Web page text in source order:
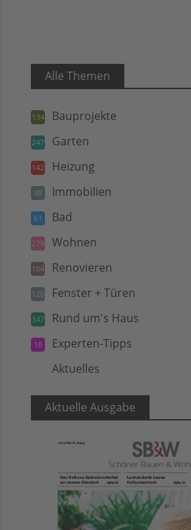
Alle Themen
134 Bauprojekte
247 Garten
142 Heizung
48 Immobilien
61 Bad
279 Wohnen
104 Renovieren
120 Fenster + Türen
347 Rund um's Haus
18 Experten-Tipps
Aktuelles
Aktuelle Ausgabe